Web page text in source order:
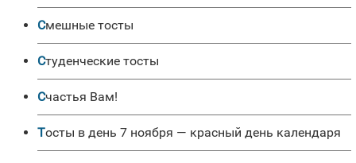
Смешные тосты
Студенческие тосты
Счастья Вам!
Тосты в день 7 ноября — красный день календаря